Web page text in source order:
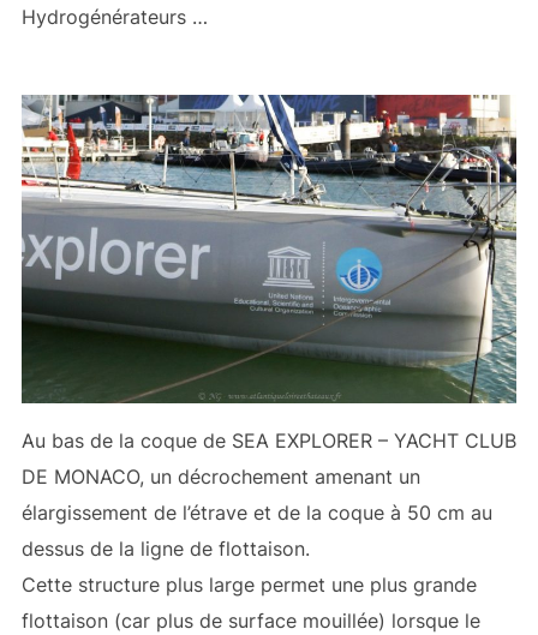
Hydrogénérateurs …
Au bas de la coque de SEA EXPLORER – YACHT CLUB
DE MONACO, un décrochement amenant un
élargissement de l’étrave et de la coque à 50 cm au
dessus de la ligne de flottaison.
Cette structure plus large permet une plus grande
flottaison (car plus de surface mouillée) lorsque le